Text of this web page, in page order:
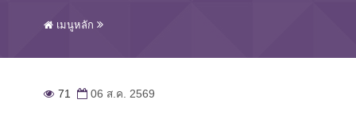
เมนูหลัก
71 06 ส.ค. 2569